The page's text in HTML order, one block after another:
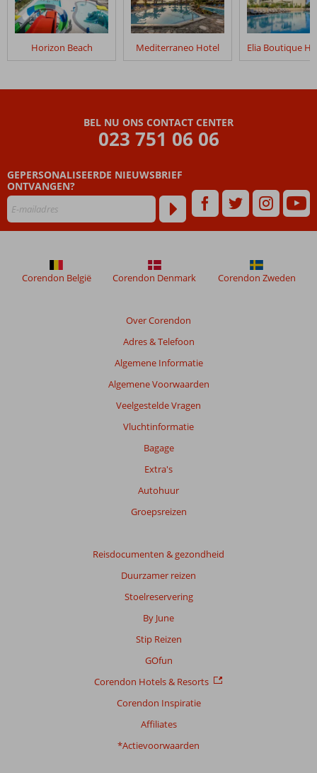
Horizon Beach Mediterraneo Hotel
BEL NU ONS CONTACT CENTER
023 751 06 06
GEPERSONALISEERDE NIEUWSBRIEF
ONTVANGEN?
Over Corendon
Adres & Telefoon
Algemene Informatie
Algemene Voorwaarden
Veelgestelde Vragen
Vluchtinformatie
Bagage
Extra's
Autohuur
Groepsreizen
Reisdocumenten & gezondheid
Duurzamer reizen
Stoelreservering
By June
Stip Reizen
GOfun
Corendon Hotels & Resorts
Corendon Inspiratie
Affiliates
*Actievoorwaarden
Corendon België Corendon Denmark Corendon Zweden